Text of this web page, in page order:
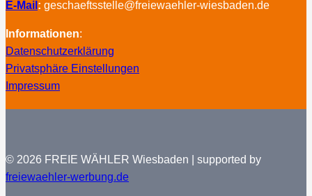
E-Mail : geschaeftsstelle@freiewaehler-wiesbaden.de
Informationen:
Datenschutzerklärung
Privatsphäre Einstellungen
Impressum
© 2026 FREIE WÄHLER Wiesbaden | supported by
freiewaehler-werbung.de